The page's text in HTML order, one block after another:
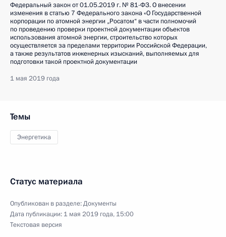
Федеральный закон от 01.05.2019 г. № 81-ФЗ. О внесении
изменения в статью 7 Федерального закона «О Государственной
корпорации по атомной энергии „Росатом“ в части полномочий
по проведению проверки проектной документации объектов
использования атомной энергии, строительство которых
осуществляется за пределами территории Российской Федерации,
а также результатов инженерных изысканий, выполняемых для
подготовки такой проектной документации
1 мая 2019 года
Темы
Энергетика
Статус материала
Опубликован в разделе:Документы
Дата публикации: 1 мая 2019 года, 15:00
Текстовая версия